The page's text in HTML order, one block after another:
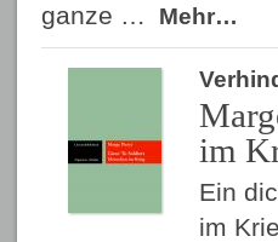
ganze …
Mehr…
im
Ein
im